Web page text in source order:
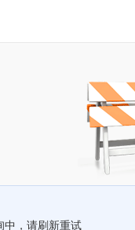
中，请刷新重试